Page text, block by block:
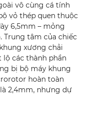
vô cùng cá tính
vỏ thép quen thuộc
6,5mm – mỏng
Trung tâm của chiếc
xương chải
lộ các thành phần
bị bộ máy khung
hoàn toàn
2,4mm, nhưng dự